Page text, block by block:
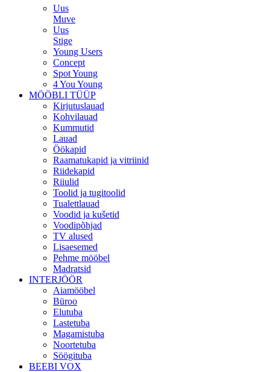
Uus
Muve
Uus
Stige
Young Users
Concept
Spot Young
4 You Young
MÖÖBLI TÜÜP
Kirjutuslauad
Kohvilauad
Kummutid
Lauad
Öökapid
Raamatukapid ja vitriinid
Riidekapid
Riiulid
Toolid ja tugitoolid
Tualettlauad
Voodid ja kušetid
Voodipõhjad
TV alused
Lisaesemed
Pehme mööbel
Madratsid
INTERJÖÖR
Aiamööbel
Büroo
Elutuba
Lastetuba
Magamistuba
Noortetuba
Söögituba
BEEBI VOX